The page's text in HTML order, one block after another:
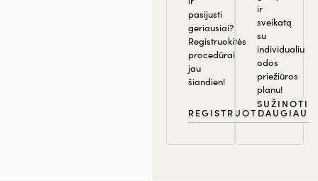
pasijusti
geriausiai?
Registruokitės
procedūrai
jau
šiandien!
REGISTRUOTIS
ir
sveikatą
su
individualiu
odos
priežiūros
planu!
SUŽINOTI
DAUGIAU